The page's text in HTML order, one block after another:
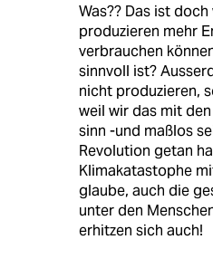
Was?? Das ist
produzieren mehr
verbrauchen
sinnvoll ist?
nicht produzieren,
weil wir das mit
sinn -und maßlos
Revolution getan
Klimakatastophe
glaube, auch die
unter den
erhitzen sich auch!